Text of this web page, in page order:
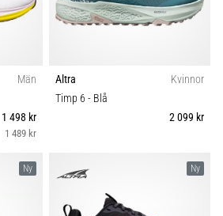
Män
1 498 kr
1 489 kr
Altra
Kvinnor
Timp 6 - Blå
2 099 kr
Ny Ny